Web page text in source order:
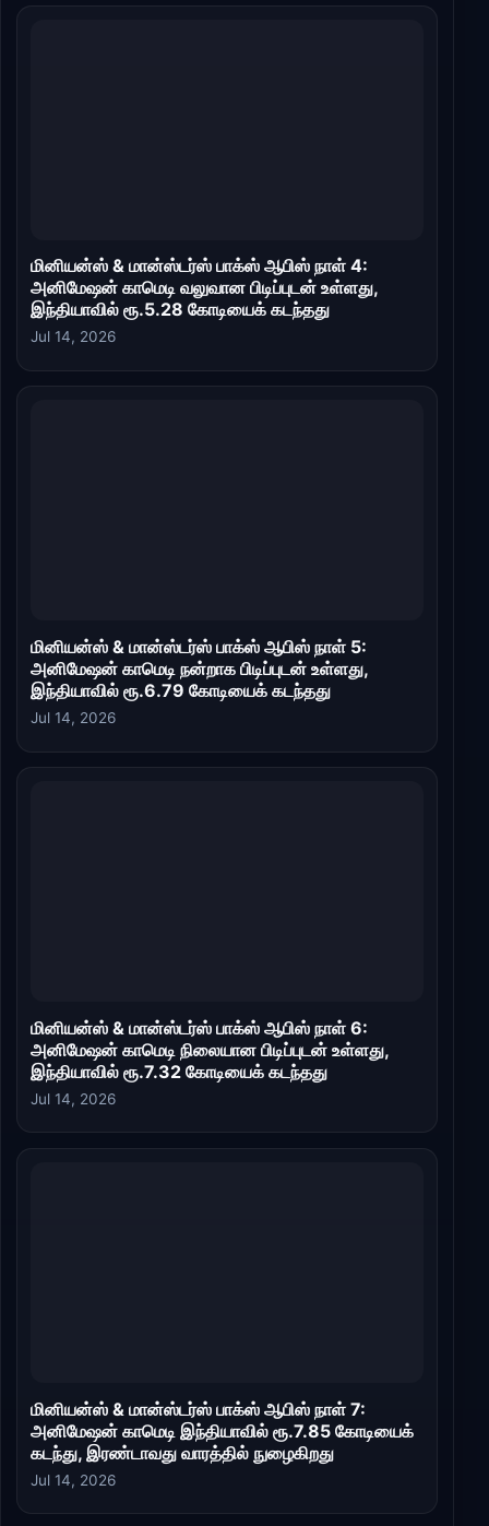
மினியன்ஸ் & மான்ஸ்டர்ஸ் பாக்ஸ் ஆபிஸ் நாள் 4:
அனிமேஷன் காமெடி வலுவான பிடிப்புடன் உள்ளது,
இந்தியாவில் ரூ.5.28 கோடியைக் கடந்தது
Jul 14, 2026
மினியன்ஸ் & மான்ஸ்டர்ஸ் பாக்ஸ் ஆபிஸ் நாள் 5:
அனிமேஷன் காமெடி நன்றாக பிடிப்புடன் உள்ளது,
இந்தியாவில் ரூ.6.79 கோடியைக் கடந்தது
Jul 14, 2026
மினியன்ஸ் & மான்ஸ்டர்ஸ் பாக்ஸ் ஆபிஸ் நாள் 6:
அனிமேஷன் காமெடி நிலையான பிடிப்புடன் உள்ளது,
இந்தியாவில் ரூ.7.32 கோடியைக் கடந்தது
Jul 14, 2026
மினியன்ஸ் & மான்ஸ்டர்ஸ் பாக்ஸ் ஆபிஸ் நாள் 7:
அனிமேஷன் காமெடி இந்தியாவில் ரூ.7.85 கோடியைக்
கடந்து, இரண்டாவது வாரத்தில் நுழைகிறது
Jul 14, 2026